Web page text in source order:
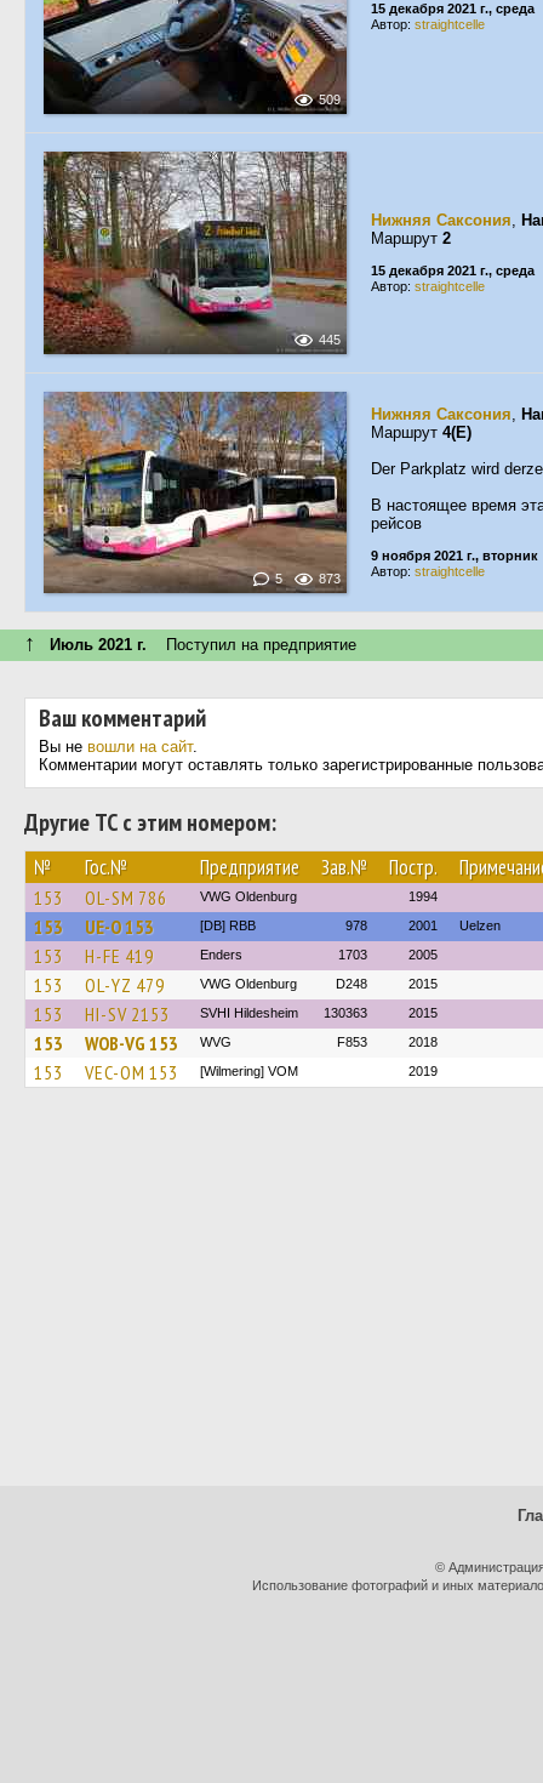
509
15 декабря 2021 г., среда
Автор: straightcelle
445
Нижняя Саксония,
Маршрут 2
15 декабря 2021 г., среда
Автор: straightcelle
5 873
Нижняя Саксония,
Маршрут 4(E)
Der Parkplatz wird
В настоящее время
рейсов
9 ноября 2021 г., вторник
Автор: straightcelle
↑ Июль 2021 г. Поступил на предприятие
Ваш комментарий
Вы не вошли на сайт.
Комментарии могут оставлять только зарегистрированные
Другие ТС с этим номером:
№ Гос.№ Предприятие Зав.№ Постр.
153 OL-SM 786 VWG Oldenburg 1994
153 UE-O 153 [DB] RBB 978 2001 Uelzen
153 H-FE 419 Enders 1703 2005
153 OL-YZ 479 VWG Oldenburg D248 2015
153 HI-SV 2153 SVHI Hildesheim 130363 2015
153 WOB-VG 153 WVG F853 2018
153 VEC-OM 153 [Wilmering] VOM 2019
©
Использование фотографий и иных